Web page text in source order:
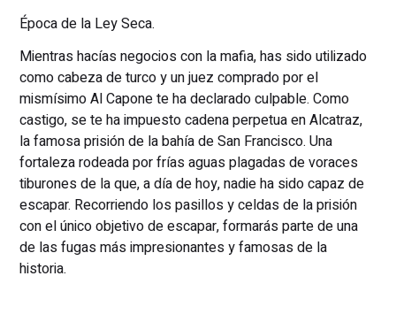
Época de la Ley Seca.
Mientras hacías negocios con la mafia, has sido utilizado
como cabeza de turco y un juez comprado por el
mismísimo Al Capone te ha declarado culpable. Como
castigo, se te ha impuesto cadena perpetua en Alcatraz,
la famosa prisión de la bahía de San Francisco. Una
fortaleza rodeada por frías aguas plagadas de voraces
tiburones de la que, a día de hoy, nadie ha sido capaz de
escapar. Recorriendo los pasillos y celdas de la prisión
con el único objetivo de escapar, formarás parte de una
de las fugas más impresionantes y famosas de la
historia.